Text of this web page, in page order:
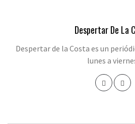
Despertar De La
Despertar de la Costa es un
lunes a